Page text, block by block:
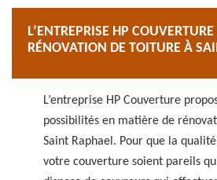
L’ENTREPRISE HP
RÉNOVATION DE TOITURE À
L’entreprise HP Couverture
possibilités en matière de
Saint Raphael. Pour que la
votre couverture soient pareils